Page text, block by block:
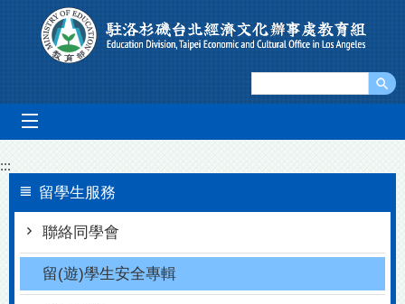
Go To Content
:::
留學生服務
聯絡同學會
留(遊)學生安全專輯